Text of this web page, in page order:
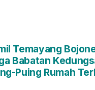
Temayang
Babatan
Puing Rumah